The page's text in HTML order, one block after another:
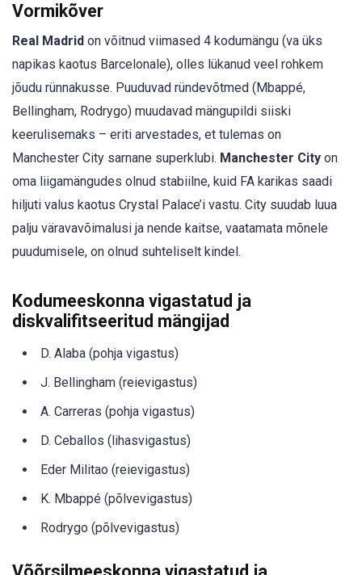
Vormikõver
Real Madrid on võitnud viimased 4 kodumängu (va üks
napikas kaotus Barcelonale), olles lükanud veel rohkem
jõudu rünnakusse. Puuduvad ründevõtmed (Mbappé,
Bellingham, Rodrygo) muudavad mängupildi siiski
keerulisemaks – eriti arvestades, et tulemas on
Manchester City sarnane superklubi. Manchester City on
oma liigamängudes olnud stabiilne, kuid FA karikas saadi
hiljuti valus kaotus Crystal Palace’i vastu. City suudab luua
palju väravavõimalusi ja nende kaitse, vaatamata mõnele
puudumisele, on olnud suhteliselt kindel.
Kodumeeskonna vigastatud ja
diskvalifitseeritud mängijad
D. Alaba (pohja vigastus)
J. Bellingham (reievigastus)
A. Carreras (pohja vigastus)
D. Ceballos (lihasvigastus)
Eder Militao (reievigastus)
K. Mbappé (põlvevigastus)
Rodrygo (põlvevigastus)